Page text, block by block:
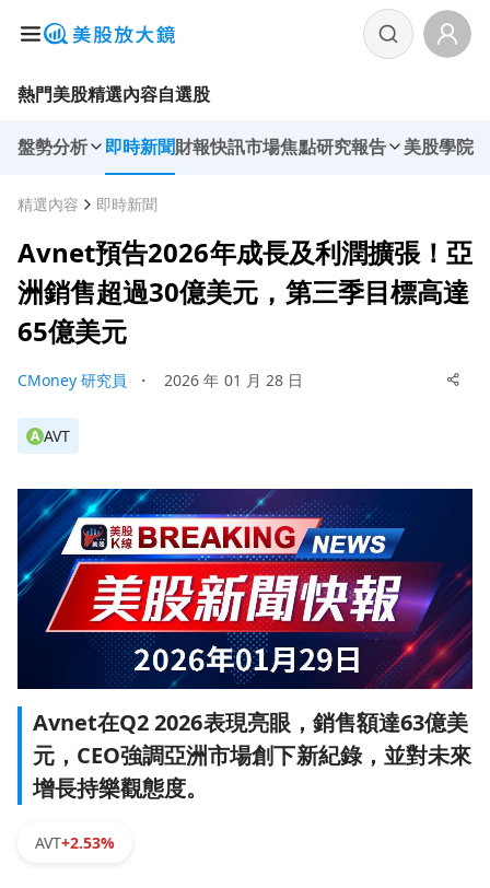
熱門美股精選內容自選股
盤勢分析 即時新聞財報快訊市場焦點研究報告 美股學院
精選內容 即時新聞
Avnet預告2026年成長及利潤擴張！亞
洲銷售超過30億美元，第三季目標高達
65億美元
CMoney 研究員 ・ 2026 年 01 月 28 日
A AVT
Avnet在Q2 2026表現亮眼，銷售額達63億美
元，CEO強調亞洲市場創下新紀錄，並對未來
增長持樂觀態度。
AVT+2.53%